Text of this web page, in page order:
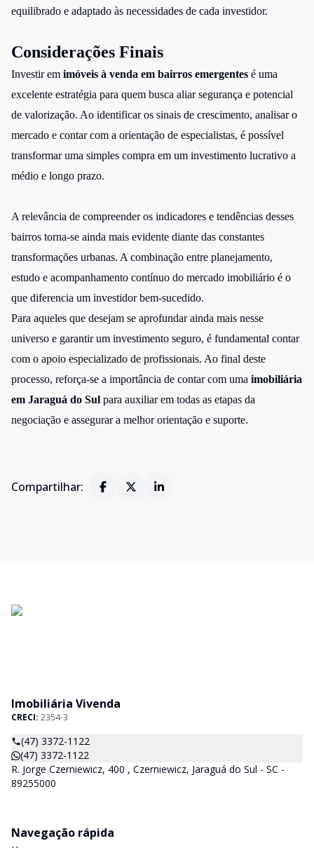
equilibrado e adaptado às necessidades de cada investidor.
Considerações Finais
Investir em imóveis à venda em bairros emergentes é uma
excelente estratégia para quem busca aliar segurança e potencial
de valorização. Ao identificar os sinais de crescimento, analisar o
mercado e contar com a orientação de especialistas, é possível
transformar uma simples compra em um investimento lucrativo a
médio e longo prazo.
A relevância de compreender os indicadores e tendências desses
bairros torna-se ainda mais evidente diante das constantes
transformações urbanas. A combinação entre planejamento,
estudo e acompanhamento contínuo do mercado imobiliário é o
que diferencia um investidor bem-sucedido.
Para aqueles que desejam se aprofundar ainda mais nesse
universo e garantir um investimento seguro, é fundamental contar
com o apoio especializado de profissionais. Ao final deste
processo, reforça-se a importância de contar com uma imobiliária
em Jaraguá do Sul para auxiliar em todas as etapas da
negociação e assegurar a melhor orientação e suporte.
Compartilhar:
Imobiliária Vivenda
CRECI: 2354-3
(47) 3372-1122
(47) 3372-1122
R. Jorge Czerniewicz, 400 , Czerniewicz, Jaraguá do Sul - SC -
89255000
Navegação rápida